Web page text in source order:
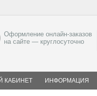
Оформление онлайн-заказов
на сайте — круглосуточно
КАБИНЕТ ИНФОРМАЦИЯ